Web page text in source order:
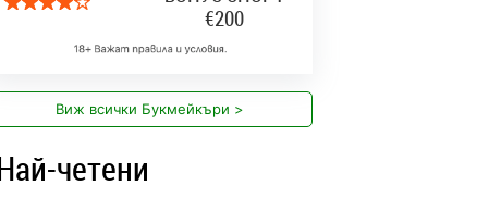
€200
Виж всички Букмейкъри >
четени